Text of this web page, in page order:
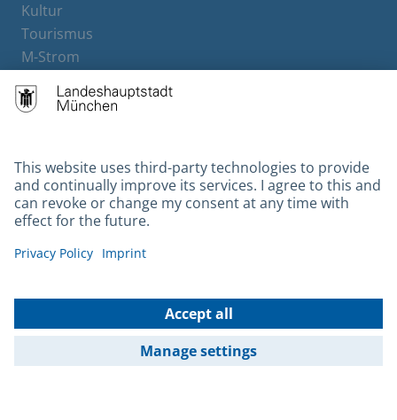
Kultur
Tourismus
M-Strom
Hotels
Contact
Barrierefreiheit
Leichte Sprache
Gebärdensprache
Kontakt